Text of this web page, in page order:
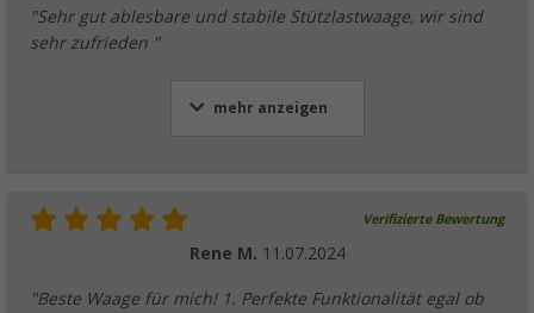
"Sehr gut ablesbare und stabile Stützlastwaage, wir sind
sehr zufrieden "
mehr anzeigen
Verifizierte Bewertung
Rene M. 11.07.2024
"Beste Waage für mich! 1. Perfekte Funktionalität egal ob